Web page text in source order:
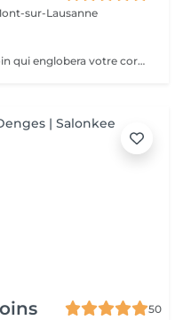
sur-Lausanne
Laissez vous surprendre par ce soin qui englobera votre corps, votre visage et votre esprit aux grès des saisons
50